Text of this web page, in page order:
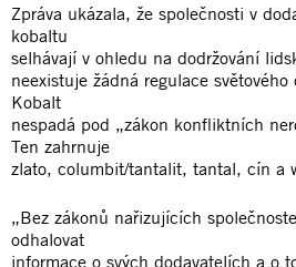
Zpráva ukázala, že společnosti v
kobaltu
selhávají v ohledu na dodržování
neexistuje žádná regulace
Kobalt
nespadá pod „zákon konfliktních
Ten zahrnuje
zlato, columbit/tantalit, tantal, cín a
„Bez zákonů nařizujících
odhalovat
informace o svých dodavatelích a o